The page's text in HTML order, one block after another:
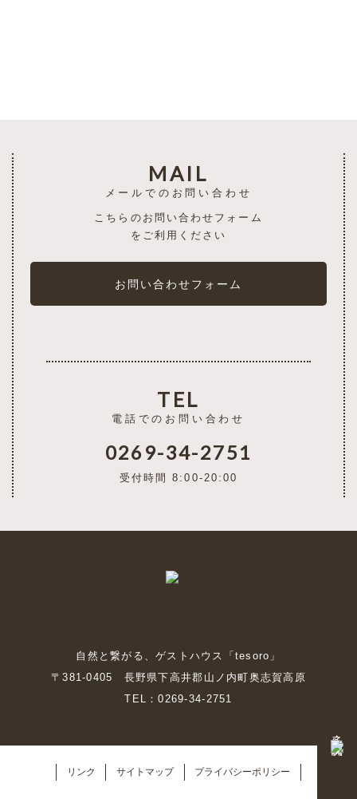
MAIL
メールでのお問い合わせ
こちらのお問い合わせフォーム
をご利用ください
お問い合わせフォーム
TEL
電話でのお問い合わせ
0269-34-2751
受付時間 8:00-20:00
自然と繋がる、ゲストハウス「tesoro」
〒381-0405 長野県下高井郡山ノ内町奥志賀高原
TEL：0269-34-2751
リンク サイトマップ プライバシーポリシー